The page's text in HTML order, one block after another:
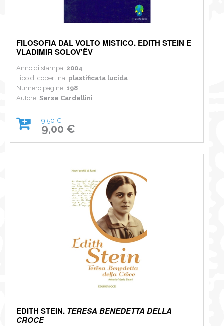
FILOSOFIA DAL VOLTO MISTICO. EDITH STEIN E
VLADIMIR SOLOV'ËV
Anno di stampa: 2004
Tipo di copertina: plastificata lucida
Numero pagine: 198
Autore: Serse Cardellini
9,50 €
9,00 €
EDITH STEIN. TERESA BENEDETTA DELLA
CROCE